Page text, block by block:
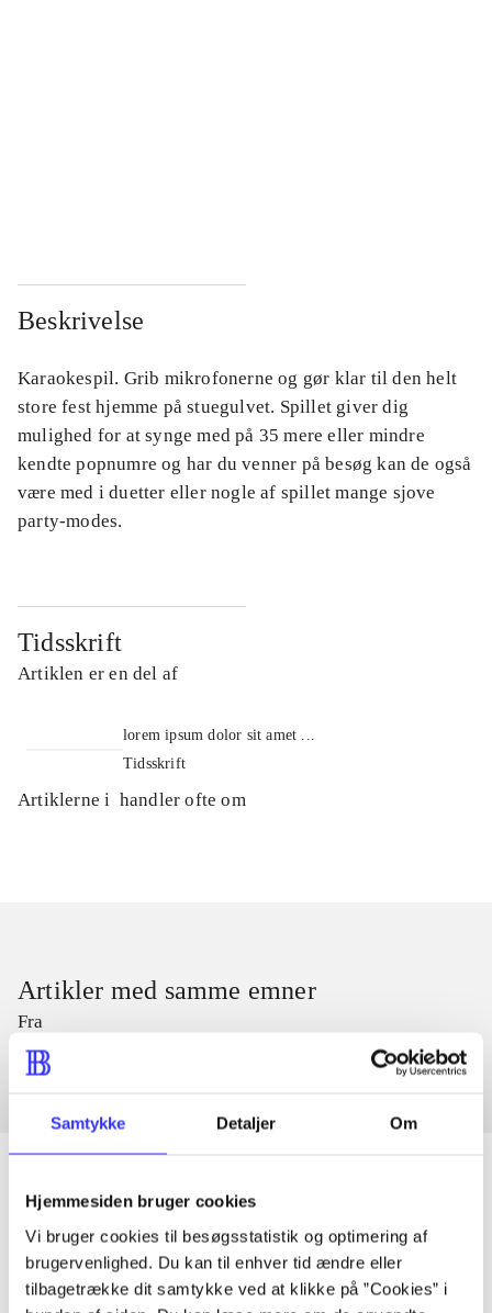
Samtykke Detaljer Om
Hjemmesiden bruger cookies
Vi bruger cookies til besøgsstatistik og optimering af
brugervenlighed. Du kan til enhver tid ændre eller
tilbagetrække dit samtykke ved at klikke på ”Cookies” i
Beskrivelse
Karaokespil. Grib mikrofonerne og gør klar til den helt
store fest hjemme på stuegulvet. Spillet giver dig
mulighed for at synge med på 35 mere eller mindre
kendte popnumre og har du venner på besøg kan de også
være med i duetter eller nogle af spillet mange sjove
party-modes.
Tidsskrift
Artiklen er en del af
lorem ipsum dolor sit amet ...
Tidsskrift
Artiklerne i handler ofte om
Artikler med samme emner
Fra
Artikler
Alle registrerede artikler fordelt på udgivelser